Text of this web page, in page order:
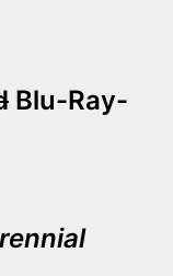
Blu-Ray-